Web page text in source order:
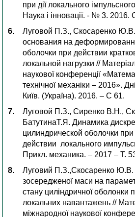
при дії локального
Наука і інновації. - № 3. 2016.
Луговой П.З., Скосаренко
основания на
оболочки при действии
локальной нагрузки //
наукової конференції
технічної механіки – 2016».
Київ. (Україна). 2016. – С 61.
Луговой П.З., Сиренко В.Н.,
БатутинаТ.Я. Динамика
цилиндрической оболочки при
действии локального
Прикл. механика. – 2017 – Т.
Луговий П.З.,Скосаренко
зосередженої маси на
стану циліндричної оболонки
локальних навантажень //
міжнародної наукової